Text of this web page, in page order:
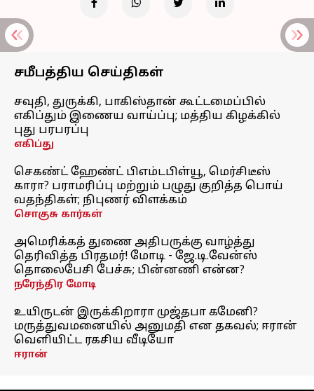
சமீபத்திய செய்திகள்
சவுதி, துருக்கி, பாகிஸ்தான் கூட்டமைப்பில்
எகிப்தும் இணைய வாய்ப்பு; மத்திய கிழக்கில்
புது பரபரப்பு
எகிப்து
செகண்ட் ஹேண்ட் பிஎம்டபிள்யூ, மெர்சிடீஸ்
காரா? பராமரிப்பு மற்றும் பழுது குறித்த பொய்
வதந்திகள்; நிபுணர் விளக்கம்
சொகுசு கார்கள்
அமெரிக்கத் துணை அதிபருக்கு வாழ்த்து
தெரிவித்த பிரதமர்! மோடி - ஜே.டி.வேன்ஸ்
தொலைபேசி பேச்சு; பின்னணி என்ன?
நரேந்திர மோடி
உயிருடன் இருக்கிறாரா முஜ்தபா கமேனி?
மருத்துவமனையில் அனுமதி என தகவல்; ஈரான்
வெளியிட்ட ரகசிய வீடியோ
ஈரான்